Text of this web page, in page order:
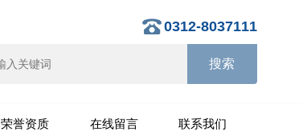
0312-8037111
荣誉资质 在线留言 联系我们